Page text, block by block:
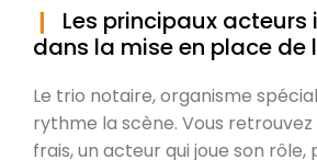
Les principaux acteurs
dans la mise en place
Le trio notaire, organisme
rythme la scène. Vous
frais, un acteur qui joue son